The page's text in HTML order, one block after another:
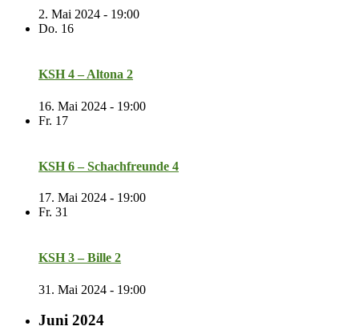
2. Mai 2024 - 19:00
Do. 16
KSH 4 – Altona 2
16. Mai 2024 - 19:00
Fr. 17
KSH 6 – Schachfreunde 4
17. Mai 2024 - 19:00
Fr. 31
KSH 3 – Bille 2
31. Mai 2024 - 19:00
Juni 2024